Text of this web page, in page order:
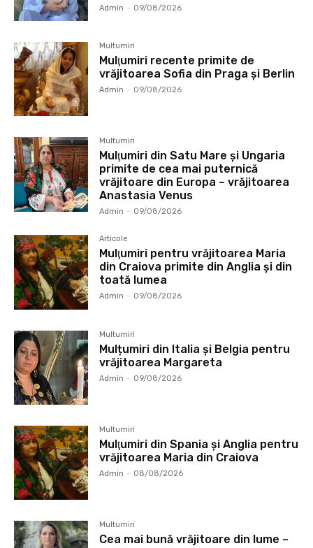
Admin - 09/08/2026
Multumiri
Mulţumiri recente primite de
vrăjitoarea Sofia din Praga și Berlin
Admin - 09/08/2026
Multumiri
Mulţumiri din Satu Mare și Ungaria
primite de cea mai puternică
vrăjitoare din Europa – vrăjitoarea
Anastasia Venus
Admin - 09/08/2026
Articole
Mulţumiri pentru vrăjitoarea Maria
din Craiova primite din Anglia și din
toată lumea
Admin - 09/08/2026
Multumiri
Mulțumiri din Italia și Belgia pentru
vrăjitoarea Margareta
Admin - 09/08/2026
Multumiri
Mulţumiri din Spania şi Anglia pentru
vrăjitoarea Maria din Craiova
Admin - 08/08/2026
Multumiri
Cea mai bună vrăjitoare din lume –